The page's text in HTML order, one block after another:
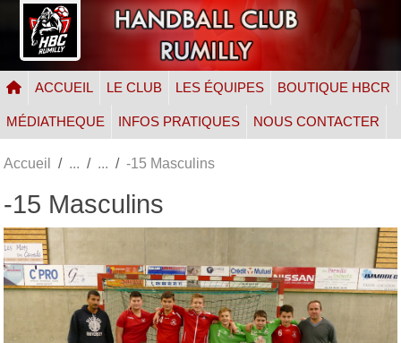
ACCUEIL LE CLUB LES ÉQUIPES BOUTIQUE HBCR
MÉDIATHEQUE INFOS PRATIQUES NOUS CONTACTER
Accueil -15 Masculins
-15 Masculins
Panneau de gestion des cookies